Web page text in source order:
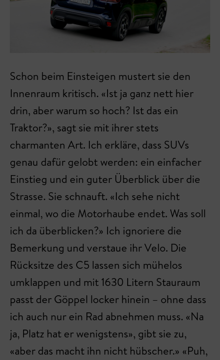
Schon beim Einsteigen mustert sie den
Innenraum kritisch. «Ist ja ganz nett hier
drin, aber warum so hoch? Ist das ein
Traktor?», sagt sie mit ihrer stets
charmanten Art. Ich erkläre, dass SUVs
genau dafür gelobt werden: ein einfacher
Einstieg und ein guter Überblick über die
Strasse. Sie schnauft. «Ich sehe nicht
einmal, wo die Motorhaube endet. Was soll
ich da überblicken?» Ich ignoriere die
Bemerkung und verstaue ihr Velo. Die
Rücksitze des C5 lassen sich mühelos
umklappen und mit 1630 Litern Stauraum
passt der Göppel locker hinein – ohne dass
ich auch nur ein Rad abnehmen muss. «Na
ja, Platz hat er wenigstens», gibt sie zu,
«aber das macht ihn nicht hübscher.» «Puh,